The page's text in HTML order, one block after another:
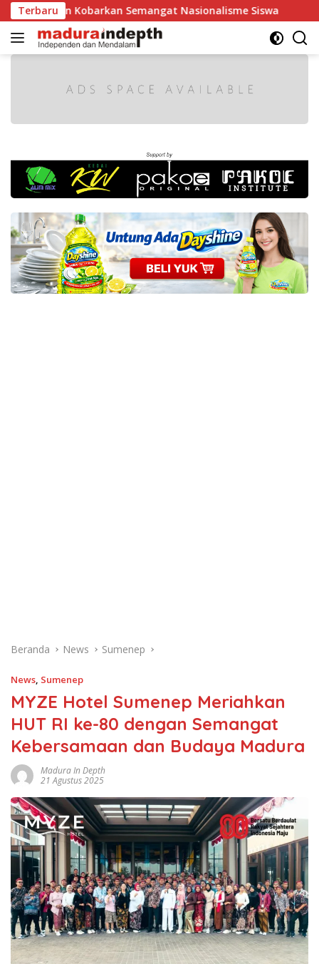
Langsung
ke
konten
Terbaru
Kobarkan Semangat Nasionalisme Siswa Tak Boleh
Beranda News Sumenep
News, Sumenep
MYZE Hotel Sumenep Meriahkan
HUT RI ke-80 dengan Semangat
Kebersamaan dan Budaya Madura
Madura In Depth
21 Agustus 2025